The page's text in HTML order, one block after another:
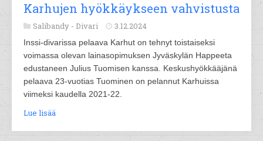
Karhujen hyökkäykseen vahvistusta
Salibandy - Divari 3.12.2024
Inssi-divarissa pelaava Karhut on tehnyt toistaiseksi
voimassa olevan lainasopimuksen Jyväskylän Happeeta
edustaneen Julius Tuomisen kanssa. Keskushyökkääjänä
pelaava 23-vuotias Tuominen on pelannut Karhuissa
viimeksi kaudella 2021-22.
Lue lisää